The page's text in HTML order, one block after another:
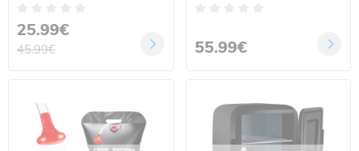
25.99€
45.99€ 55.99€